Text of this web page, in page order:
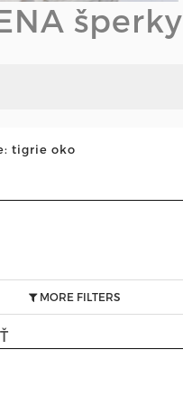
šperky
tigrie oko
MORE FILTERS